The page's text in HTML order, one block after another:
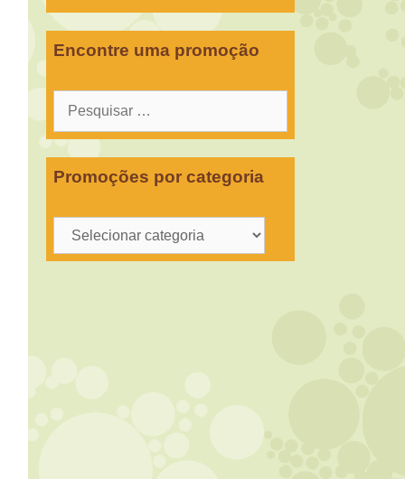
Encontre uma promoção
Pesquisar
Promoções por categoria
Promoções
por